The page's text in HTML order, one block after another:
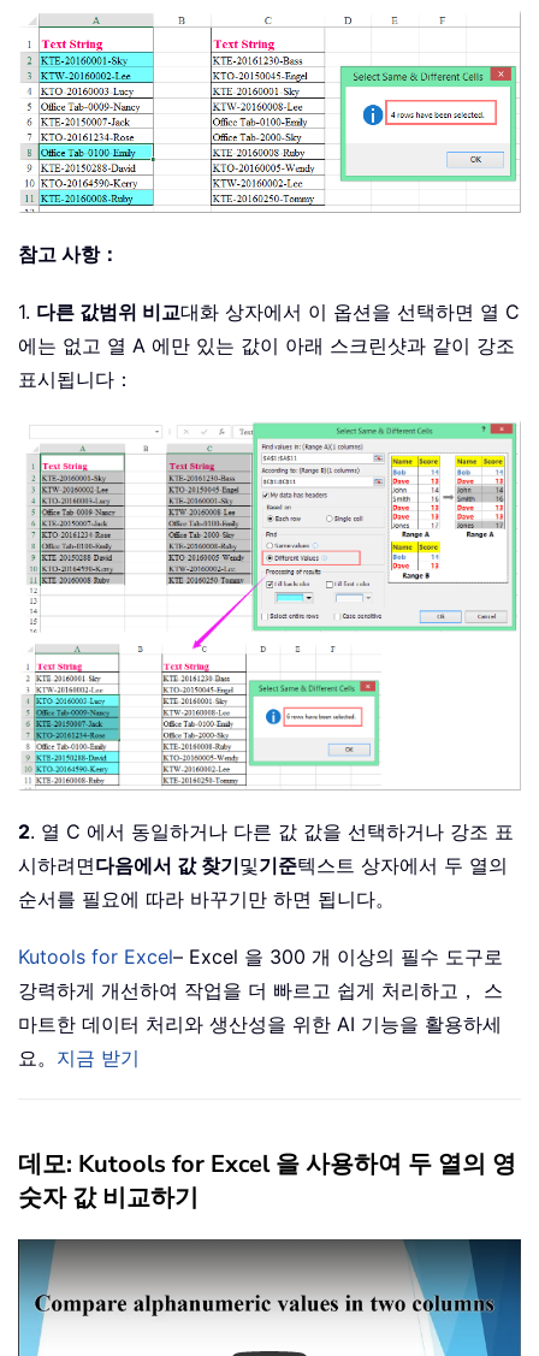
참고 사항：
1. 다른 값범위 비교대화 상자에서 이 옵션을 선택하면 열 C
에는 없고 열 A 에만 있는 값이 아래 스크린샷과 같이 강조
표시됩니다：
2. 열 C 에서 동일하거나 다른 값 값을 선택하거나 강조 표
시하려면다음에서 값 찾기및기준텍스트 상자에서 두 열의
순서를 필요에 따라 바꾸기만 하면 됩니다。
Kutools for Excel– Excel 을 300 개 이상의 필수 도구로
강력하게 개선하여 작업을 더 빠르고 쉽게 처리하고， 스
마트한 데이터 처리와 생산성을 위한 AI 기능을 활용하세
요。 지금 받기
데모: Kutools for Excel 을 사용하여 두 열의 영
숫자 값 비교하기